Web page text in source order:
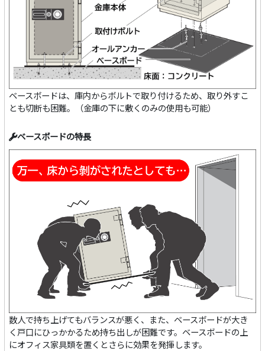
ベースボードは、庫内からボルトで取り付けるため、取り外すこ
とも切断も困難。（金庫の下に敷くのみの使用も可能）
ベースボードの特長
数人で持ち上げてもバランスが悪く、また、ベースボードが大き
く戸口にひっかかるため持ち出しが困難です。ベースボードの上
にオフィス家具類を置くとさらに効果を発揮します。